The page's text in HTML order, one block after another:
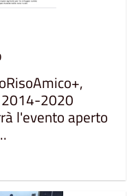
2014-2020
l'evento aperto